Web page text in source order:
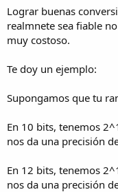
Lograr buenas
realmnete sea fiable
muy costoso.
Te doy un ejemplo:
Supongamos que tu
En 10 bits, tenemos
nos da una precisión
En 12 bits, tenemos
nos da una precisión